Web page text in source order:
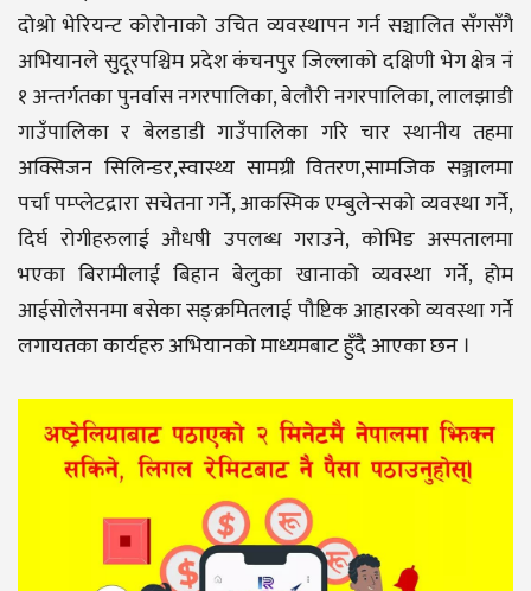
दोश्रो भेरियन्ट कोरोनाको उचित व्यवस्थापन गर्न सञ्चालित सँगसँगै
अभियानले सुदूरपश्चिम प्रदेश कंचनपुर जिल्लाको दक्षिणी भेग क्षेत्र नं
१ अन्तर्गतका पुनर्वास नगरपालिका, बेलौरी नगरपालिका, लालझाडी
गाउँपालिका र बेलडाडी गाउँपालिका गरि चार स्थानीय तहमा
अक्सिजन सिलिन्डर,स्वास्थ्य सामग्री वितरण,सामजिक सञ्जालमा
पर्चा पम्प्लेटद्रारा सचेतना गर्ने, आकस्मिक एम्बुलेन्सको व्यवस्था गर्ने,
दिर्घ रोगीहरुलाई औधषी उपलब्ध गराउने, कोभिड अस्पतालमा
भएका बिरामीलाई बिहान बेलुका खानाको व्यवस्था गर्ने, होम
आईसोलेसनमा बसेका सङ्क्रमितलाई पौष्टिक आहारको व्यवस्था गर्ने
लगायतका कार्यहरु अभियानको माध्यमबाट हुँदै आएका छन ।